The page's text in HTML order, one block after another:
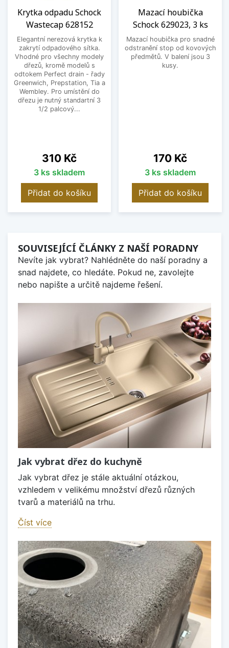
Krytka odpadu Schock
Wastecap 628152
Elegantní nerezová krytka k
zakrytí odpadového sítka.
Vhodné pro všechny modely
dřezů, kromě modelů s
odtokem Perfect drain - řady
Greenwich, Prepstation, Tia a
Wembley. Pro umístění do
dřezu je nutný standartní 3
1/2 palcový...
Cena
310 Kč
3 ks skladem
Přidat do košíku
Mazací houbička
Schock 629023, 3 ks
Mazací houbička pro snadné
odstranění stop od kovových
předmětů. V balení jsou 3
kusy.
Cena
170 Kč
3 ks skladem
Přidat do košíku
SOUVISEJÍCÍ ČLÁNKY Z NAŠÍ PORADNY
Nevíte jak vybrat? Nahlédněte do naší poradny a
snad najdete, co hledáte. Pokud ne, zavolejte
nebo napište a určitě najdeme řešení.
Jak vybrat dřez do kuchyně
Jak vybrat dřez je stále aktuální otázkou,
vzhledem v velikému množství dřezů různých
tvarů a materiálů na trhu.
Číst více